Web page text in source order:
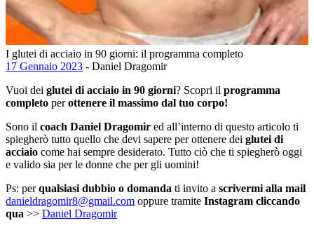
I glutei di acciaio in 90 giorni: il programma completo
17 Gennaio 2023 - Daniel Dragomir
Vuoi dei glutei di acciaio in 90 giorni? Scopri il programma
completo perottenere il massimo dal tuo corpo!
Sono il coach Daniel Dragomir ed all’interno di questo articolo ti
spiegherò tutto quello che devi sapere per ottenere dei glutei di
acciaio come hai sempre desiderato. Tutto ciò che ti spiegherò oggi
e valido sia per le donne che per gli uomini!
Ps: perqualsiasi dubbio o domanda ti invito a scrivermi alla mail
danieldragomir8@gmail.com oppure tramite Instagram cliccando
qua >> Daniel Dragomir